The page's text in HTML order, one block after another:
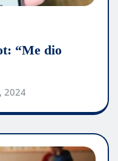
“Me dio
2024